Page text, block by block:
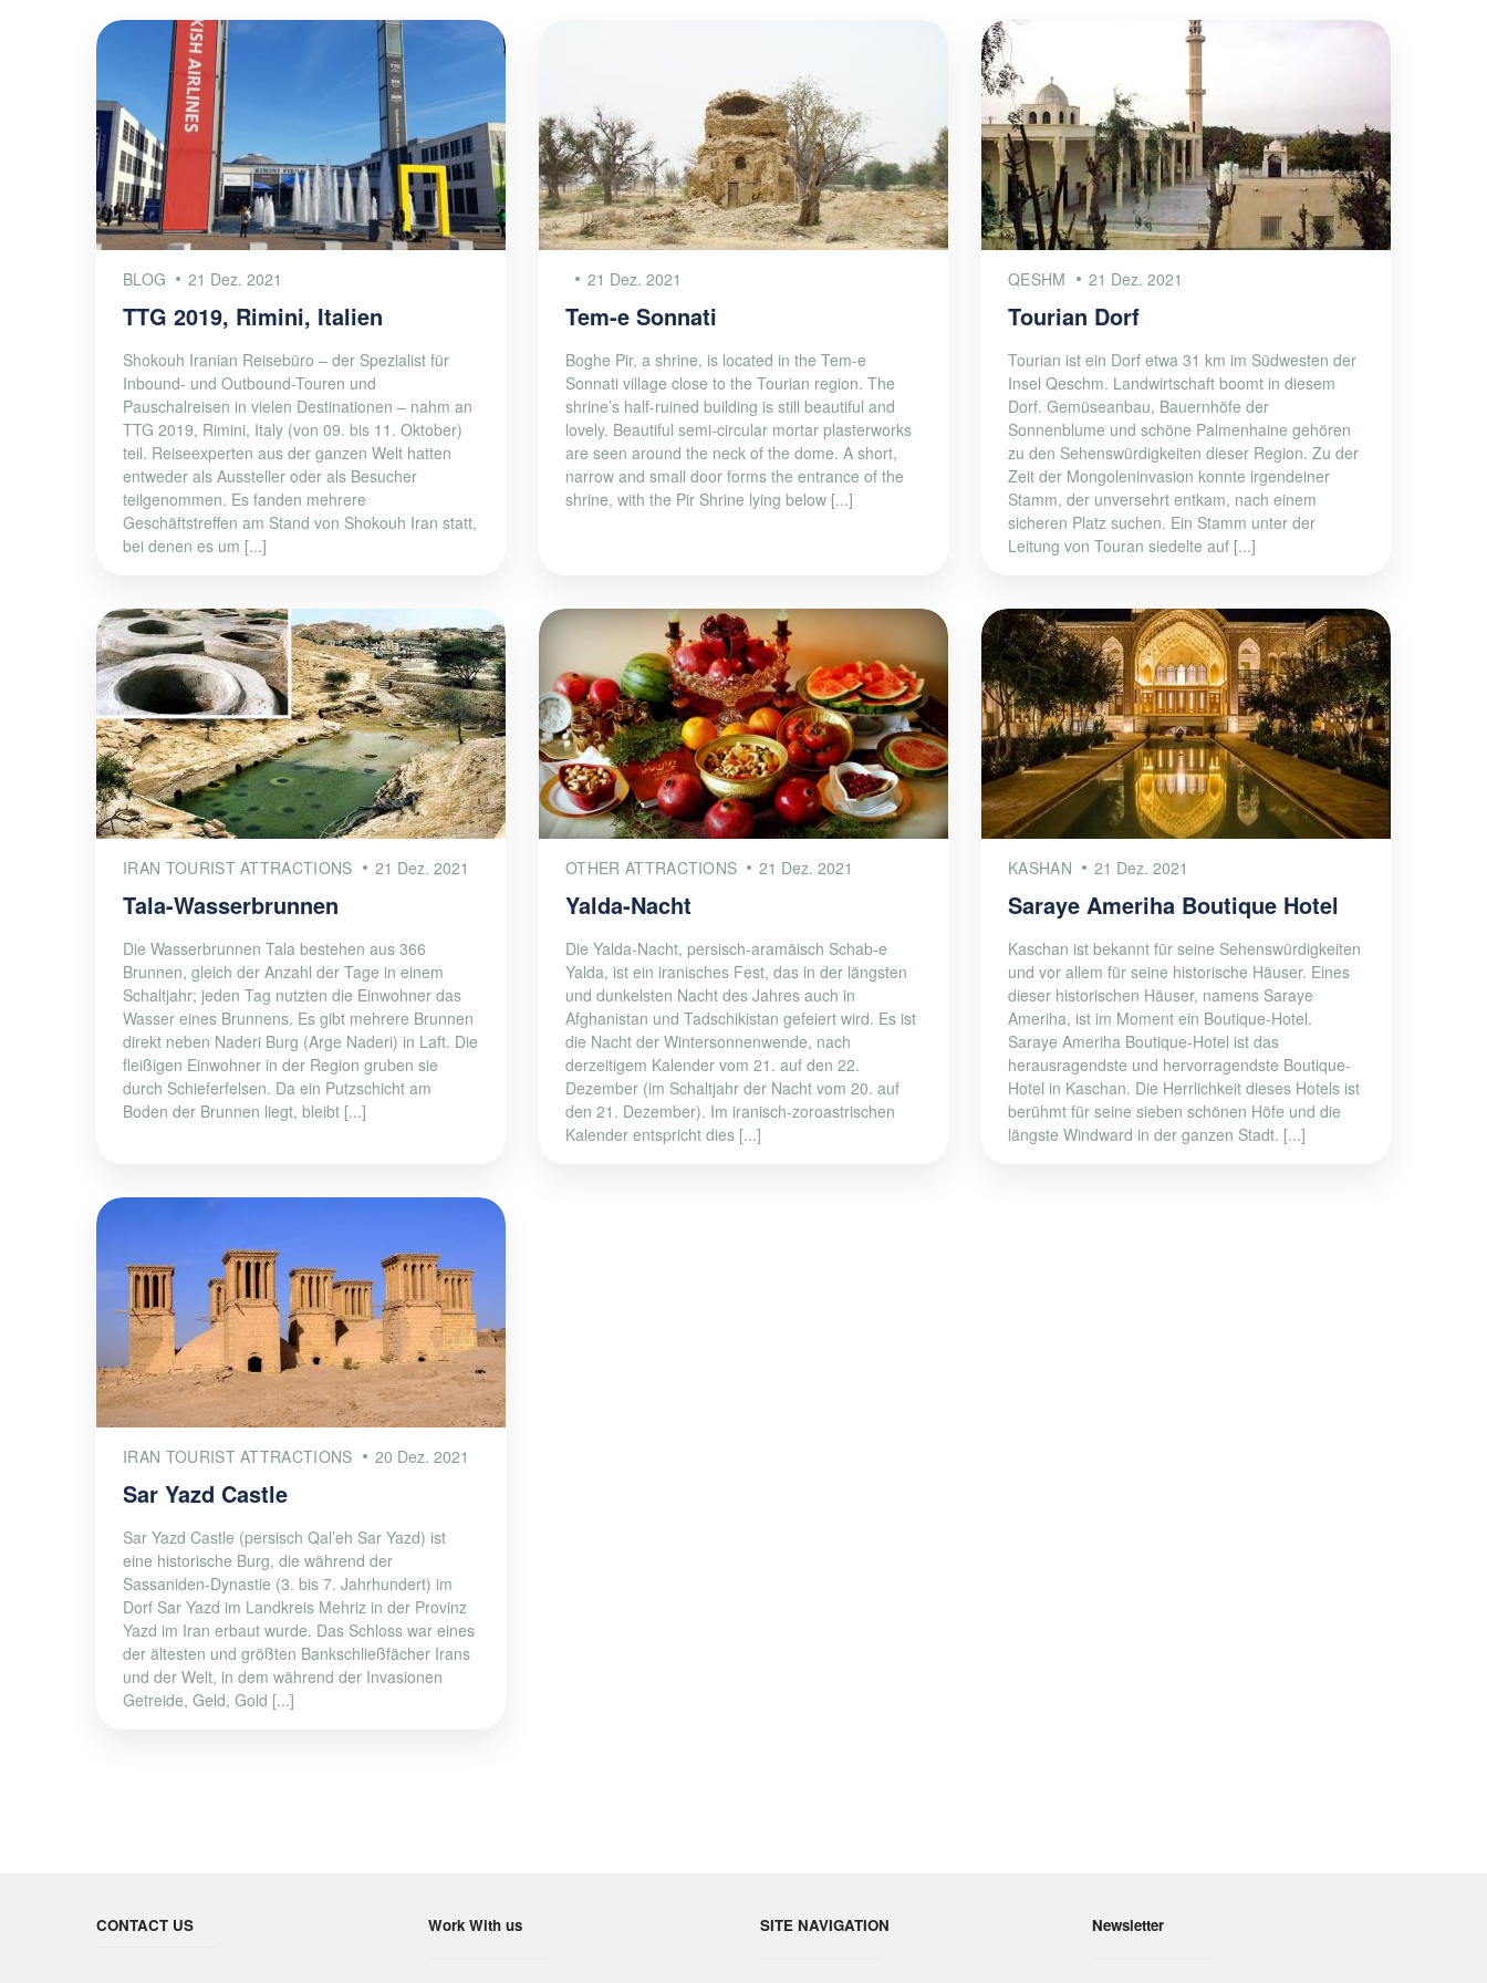
BLOG 21 Dez. 2021
TTG 2019, Rimini, Italien
Shokouh Iranian Reisebüro – der Spezialist für
Inbound- und Outbound-Touren und
Pauschalreisen in vielen Destinationen – nahm an
TTG 2019, Rimini, Italy (von 09. bis 11. Oktober)
teil. Reiseexperten aus der ganzen Welt hatten
entweder als Aussteller oder als Besucher
teilgenommen. Es fanden mehrere
Geschäftstreffen am Stand von Shokouh Iran statt,
bei denen es um [...]
21 Dez. 2021
Tem-e Sonnati
Boghe Pir, a shrine, is located in the Tem-e
Sonnati village close to the Tourian region. The
shrine’s half-ruined building is still beautiful and
lovely. Beautiful semi-circular mortar plasterworks
are seen around the neck of the dome. A short,
narrow and small door forms the entrance of the
shrine, with the Pir Shrine lying below [...]
QESHM 21 Dez. 2021
Tourian Dorf
Tourian ist ein Dorf etwa 31 km im Südwesten der
Insel Qeschm. Landwirtschaft boomt in diesem
Dorf. Gemüseanbau, Bauernhöfe der
Sonnenblume und schöne Palmenhaine gehören
zu den Sehenswürdigkeiten dieser Region. Zu der
Zeit der Mongoleninvasion konnte irgendeiner
Stamm, der unversehrt entkam, nach einem
sicheren Platz suchen. Ein Stamm unter der
Leitung von Touran siedelte auf [...]
IRAN TOURIST ATTRACTIONS 21 Dez. 2021
Tala-Wasserbrunnen
Die Wasserbrunnen Tala bestehen aus 366
Brunnen, gleich der Anzahl der Tage in einem
Schaltjahr; jeden Tag nutzten die Einwohner das
Wasser eines Brunnens. Es gibt mehrere Brunnen
direkt neben Naderi Burg (Arge Naderi) in Laft. Die
fleißigen Einwohner in der Region gruben sie
durch Schieferfelsen. Da ein Putzschicht am
Boden der Brunnen liegt, bleibt [...]
OTHER ATTRACTIONS 21 Dez. 2021
Yalda-Nacht
Die Yalda-Nacht, persisch-aramäisch Schab-e
Yalda, ist ein iranisches Fest, das in der längsten
und dunkelsten Nacht des Jahres auch in
Afghanistan und Tadschikistan gefeiert wird. Es ist
die Nacht der Wintersonnenwende, nach
derzeitigem Kalender vom 21. auf den 22.
Dezember (im Schaltjahr der Nacht vom 20. auf
den 21. Dezember). Im iranisch-zoroastrischen
Kalender entspricht dies [...]
KASHAN 21 Dez. 2021
Saraye Ameriha Boutique Hotel
Kaschan ist bekannt für seine Sehenswürdigkeiten
und vor allem für seine historische Häuser. Eines
dieser historischen Häuser, namens Saraye
Ameriha, ist im Moment ein Boutique-Hotel.
Saraye Ameriha Boutique-Hotel ist das
herausragendste und hervorragendste Boutique-
Hotel in Kaschan. Die Herrlichkeit dieses Hotels ist
berühmt für seine sieben schönen Höfe und die
längste Windward in der ganzen Stadt. [...]
IRAN TOURIST ATTRACTIONS 20 Dez. 2021
Sar Yazd Castle
Sar Yazd Castle (persisch Qal’eh Sar Yazd) ist
eine historische Burg, die während der
Sassaniden-Dynastie (3. bis 7. Jahrhundert) im
Dorf Sar Yazd im Landkreis Mehriz in der Provinz
Yazd im Iran erbaut wurde. Das Schloss war eines
der ältesten und größten Bankschließfächer Irans
und der Welt, in dem während der Invasionen
Getreide, Geld, Gold [...]
CONTACT US Work With us SITE NAVIGATION Newsletter